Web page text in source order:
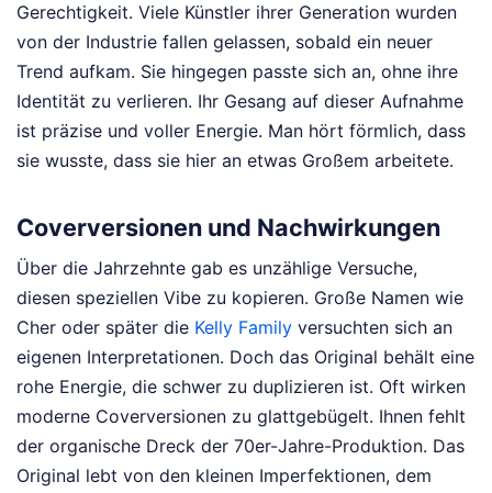
Gerechtigkeit. Viele Künstler ihrer Generation wurden
von der Industrie fallen gelassen, sobald ein neuer
Trend aufkam. Sie hingegen passte sich an, ohne ihre
Identität zu verlieren. Ihr Gesang auf dieser Aufnahme
ist präzise und voller Energie. Man hört förmlich, dass
sie wusste, dass sie hier an etwas Großem arbeitete.
Coverversionen und Nachwirkungen
Über die Jahrzehnte gab es unzählige Versuche,
diesen speziellen Vibe zu kopieren. Große Namen wie
Cher oder später die Kelly Family versuchten sich an
eigenen Interpretationen. Doch das Original behält eine
rohe Energie, die schwer zu duplizieren ist. Oft wirken
moderne Coverversionen zu glattgebügelt. Ihnen fehlt
der organische Dreck der 70er-Jahre-Produktion. Das
Original lebt von den kleinen Imperfektionen, dem